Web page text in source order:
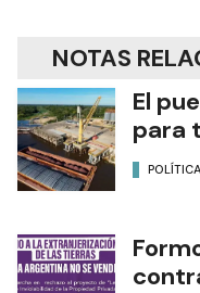
NOTAS
El
para
POLÍTICA